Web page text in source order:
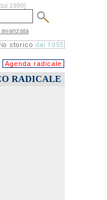
1999]
Agenda radicale
RADICALE